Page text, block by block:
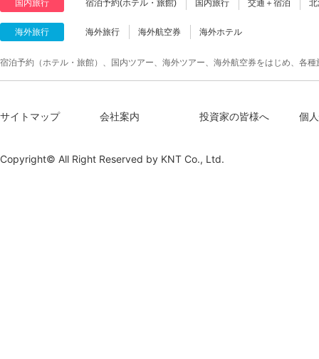
国内旅行 宿泊予約(ホテル・旅館) 国内旅行 交通＋宿泊
海外旅行 海外旅行 海外航空券 海外ホテル
宿泊予約（ホテル・旅館）、国内ツアー、海外ツアー、海外航空券をはじめ、各
サイトマップ 会社案内 投資家の皆様へ 個
Copyright© All Right Reserved by KNT Co., Ltd.